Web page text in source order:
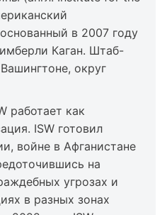
в 2007 году
Каган. Штаб-
округ
работает как
ISW готовил
войне в Афганистане
на
угрозах и
в разных зонах